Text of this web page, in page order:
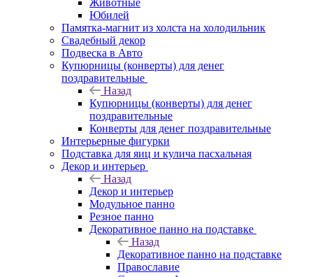
Животные
Юбилей
Памятка-магнит из холста на холодильник
Свадебный декор
Подвеска в Авто
Купюрницы (конверты) для денег
поздравительные
Назад
Купюрницы (конверты) для денег
поздравительные
Конверты для денег поздравительные
Интерьерные фигурки
Подставка для яиц и кулича пасхальная
Декор и интерьер
Назад
Декор и интерьер
Модульное панно
Резное панно
Декоративное панно на подставке
Назад
Декоративное панно на подставке
Православие